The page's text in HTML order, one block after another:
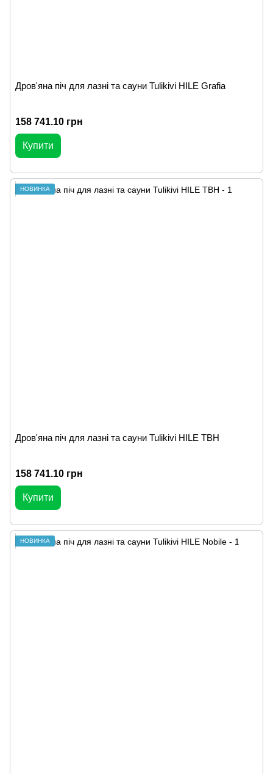
Дров'яна піч для лазні та сауни Tulikivi HILE Grafia
158 741.10 грн
Купити
НОВИНКА
Дров'яна піч для лазні та сауни Tulikivi HILE TBH
158 741.10 грн
Купити
НОВИНКА